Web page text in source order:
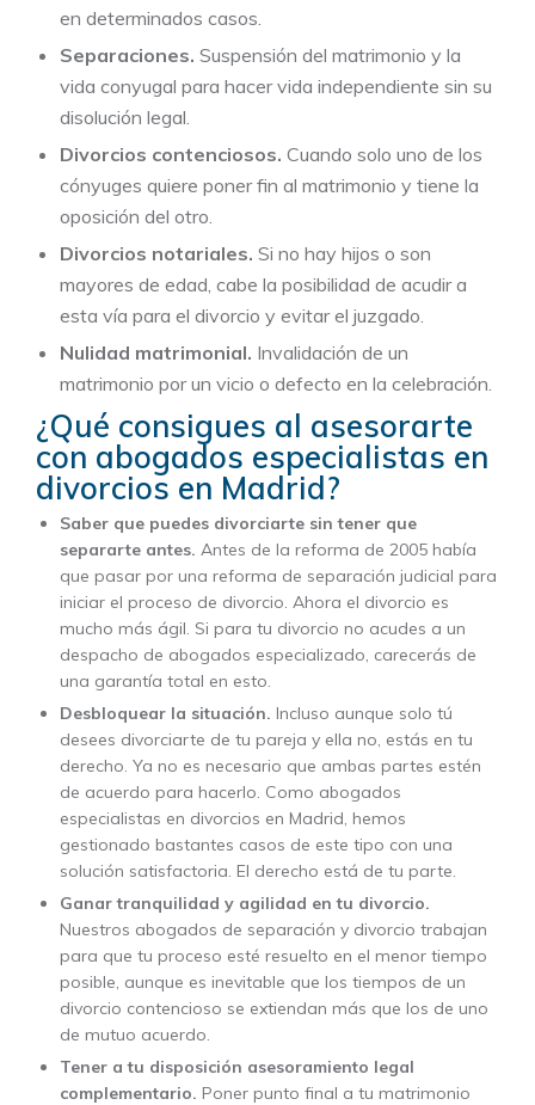
en determinados casos.
Separaciones. Suspensión del matrimonio y la
vida conyugal para hacer vida independiente sin su
disolución legal.
Divorcios contenciosos. Cuando solo uno de los
cónyuges quiere poner fin al matrimonio y tiene la
oposición del otro.
Divorcios notariales. Si no hay hijos o son
mayores de edad, cabe la posibilidad de acudir a
esta vía para el divorcio y evitar el juzgado.
Nulidad matrimonial. Invalidación de un
matrimonio por un vicio o defecto en la celebración.
¿Qué consigues al asesorarte
con abogados especialistas en
divorcios en Madrid?
Saber que puedes divorciarte sin tener que
separarte antes. Antes de la reforma de 2005 había
que pasar por una reforma de separación judicial para
iniciar el proceso de divorcio. Ahora el divorcio es
mucho más ágil. Si para tu divorcio no acudes a un
despacho de abogados especializado, carecerás de
una garantía total en esto.
Desbloquear la situación. Incluso aunque solo tú
desees divorciarte de tu pareja y ella no, estás en tu
derecho. Ya no es necesario que ambas partes estén
de acuerdo para hacerlo. Como abogados
especialistas en divorcios en Madrid, hemos
gestionado bastantes casos de este tipo con una
solución satisfactoria. El derecho está de tu parte.
Ganar tranquilidad y agilidad en tu divorcio.
Nuestros abogados de separación y divorcio trabajan
para que tu proceso esté resuelto en el menor tiempo
posible, aunque es inevitable que los tiempos de un
divorcio contencioso se extiendan más que los de uno
de mutuo acuerdo.
Tener a tu disposición asesoramiento legal
complementario. Poner punto final a tu matrimonio